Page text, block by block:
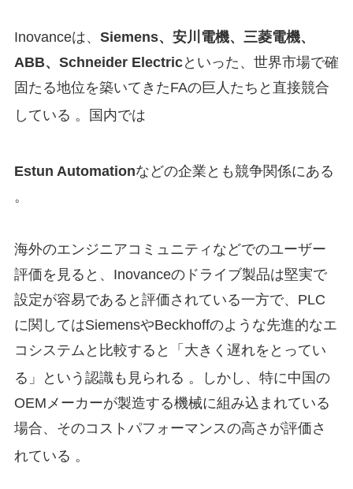
Inovanceは、 Siemens、安川電機、三菱電機、
ABB、Schneider Electricといった、世界市場で確
固たる地位を築いてきたFAの巨人たちと直接競合
している 。国内では
Estun Automationなどの企業とも競争関係にある
。
海外のエンジニアコミュニティなどでのユーザー
評価を見ると、Inovanceのドライブ製品は堅実で
設定が容易であると評価されている一方で、PLC
に関してはSiemensやBeckhoffのような先進的なエ
コシステムと比較すると「大きく遅れをとってい
る」という認識も見られる 。しかし、特に中国の
OEMメーカーが製造する機械に組み込まれている
場合、そのコストパフォーマンスの高さが評価さ
れている 。